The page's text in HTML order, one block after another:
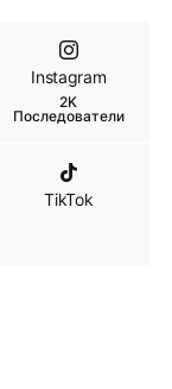
Instagram
2K
Последователи
TikTok